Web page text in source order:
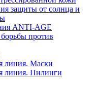
защиты от солнца и
ANTI-AGE
против
линия. Маски
линия. Пилинги